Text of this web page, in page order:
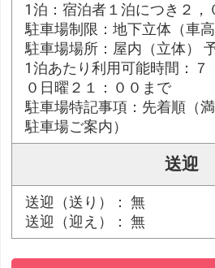
1泊：宿泊者１泊につき２，
駐車場制限：地下立体（車高
駐車場場所：屋内（立体）
1泊あたり利用可能時間：７
０日曜２１：００まで
駐車場特記事項：先着順（
駐車場ご案内）
送迎
送迎（送り）： 無
送迎（迎え）： 無